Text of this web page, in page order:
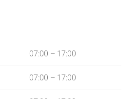
07:00 – 17:00
07:00 – 17:00